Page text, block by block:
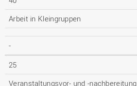
Arbeit in Kleingruppen
-
25
Veranstaltungsvor- und -nachbereitung